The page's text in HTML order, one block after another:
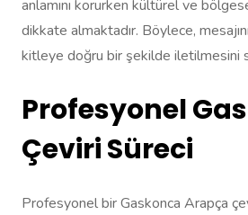
anlamını korurken kültürel ve
dikkate almaktadır. Böylece,
kitleye doğru bir şekilde iletilmesini
Profesyonel
Çeviri Süreci
Profesyonel bir Gaskonca Arapça